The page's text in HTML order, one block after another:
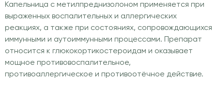
Капельница с метилпреднизолоном применяется при
выраженных воспалительных и аллергических
реакциях, а также при состояниях, сопровождающихся
иммунными и аутоиммунными процессами. Препарат
относится к глюкокортикостероидам и оказывает
мощное противовоспалительное,
противоаллергическое и противоотёчное действие.